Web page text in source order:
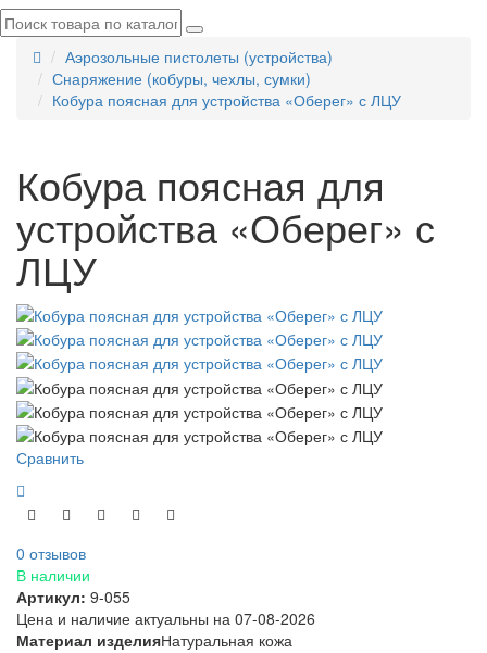
Аэрозольные пистолеты (устройства)
Снаряжение (кобуры, чехлы, сумки)
Кобура поясная для устройства «Оберег» с ЛЦУ
Кобура поясная для
устройства «Оберег» с
ЛЦУ
Сравнить
0 отзывов
В наличии
Артикул: 9-055
Цена и наличие актуальны на 07-08-2026
Материал изделияНатуральная кожа